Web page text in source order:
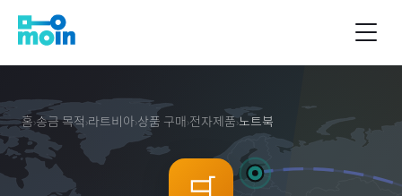
홈›송금 목적 ›라트비아›상품 구매 ›전자제품›노트북